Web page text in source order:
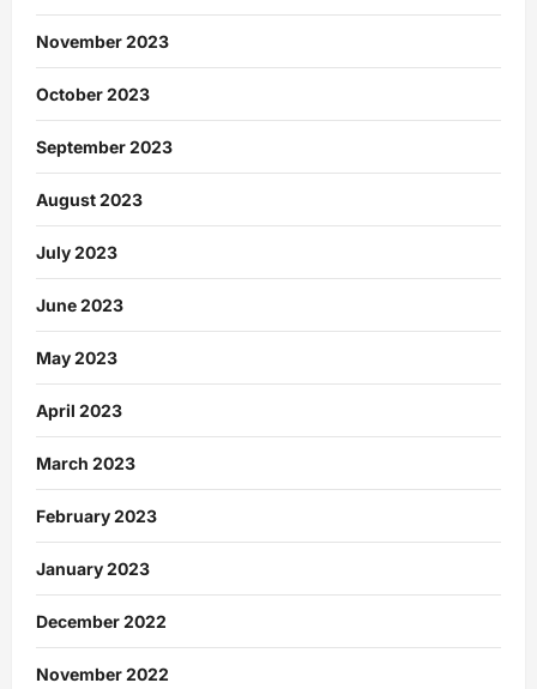
November 2023
October 2023
September 2023
August 2023
July 2023
June 2023
May 2023
April 2023
March 2023
February 2023
January 2023
December 2022
November 2022